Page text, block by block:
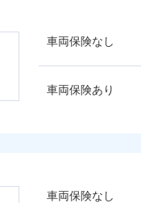
車両保険なし
車両保険あり
車両保険なし